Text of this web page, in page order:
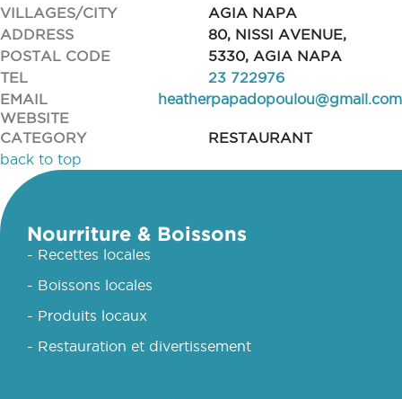
VILLAGES/CITY
AGIA NAPA
ADDRESS
80, NISSI AVENUE,
POSTAL CODE
5330, AGIA NAPA
TEL
23 722976
EMAIL
heatherpapadopoulou@gmail.com
WEBSITE
CATEGORY
RESTAURANT
back to top
Nourriture & Boissons
- Recettes locales
- Boissons locales
- Produits locaux
- Restauration et divertissement